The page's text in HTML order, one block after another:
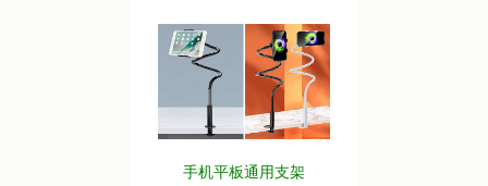
手机平板通用支架